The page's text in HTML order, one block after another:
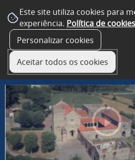
Este site utiliza cookies para
experiência. Política de cookies
Personalizar cookies
Aceitar todos os cookies